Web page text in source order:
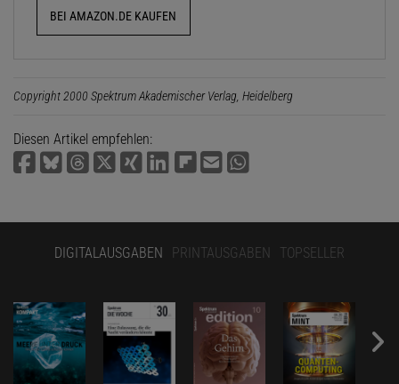
BEI AMAZON.DE KAUFEN
Copyright 2000 Spektrum Akademischer Verlag, Heidelberg
Diesen Artikel empfehlen:
DIGITALAUSGABEN PRINTAUSGABEN TOPSELLER